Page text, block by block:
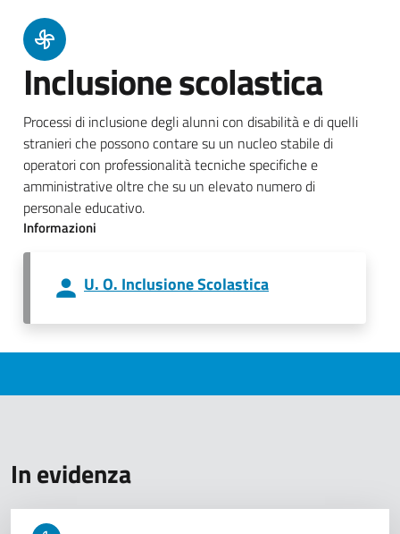
Inclusione scolastica
Processi di inclusione degli alunni con disabilità e di quelli
stranieri che possono contare su un nucleo stabile di
operatori con professionalità tecniche specifiche e
amministrative oltre che su un elevato numero di
personale educativo.
Informazioni
U. O. Inclusione Scolastica
In evidenza